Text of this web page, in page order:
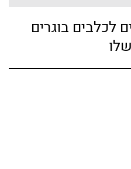
לכלבים בוגרים